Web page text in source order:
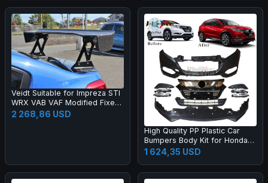
Veidt Suitable for Impreza STI
WRX VAB VAF Modified Fixed
Wing EUR Model Carbon Fiber
GT Large Spoiler
2 268,86 USD
High Quality PP Plastic Car
Bumpers Body Kit for Honda
2015 HRV Vezel Upgrade 20
1 624,35 USD